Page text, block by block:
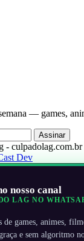
— games,
Assinar
- culpadolag.com.br
Dev
nosso canal
LAG NO
de games, animes,
e sem algoritmo